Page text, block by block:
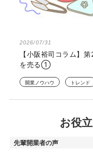
2026/07/31
【小阪裕司コラム】
を売る①
開業ノウハウ トレンド
お役
先輩開業者の声